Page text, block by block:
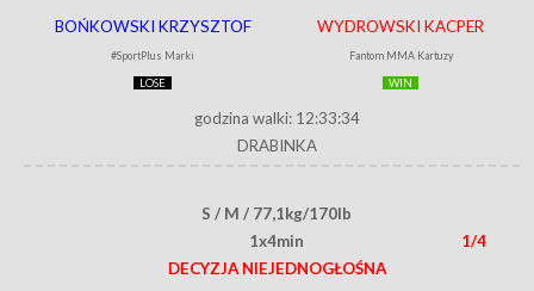
BOŃKOWSKI KRZYSZTOF
#SportPlus Marki
LOSE
WYDROWSKI KACPER
Fantom MMA Kartuzy
WIN
godzina walki: 12:33:34
DRABINKA
S / M / 77,1kg/170lb
1x4min
1/4
DECYZJA NIEJEDNOGŁOŚNA